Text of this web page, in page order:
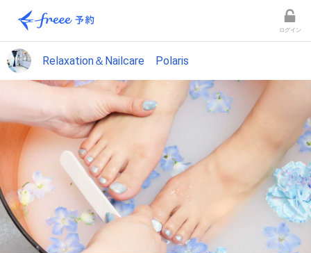
ログイン
Relaxation＆Nailcare Polaris